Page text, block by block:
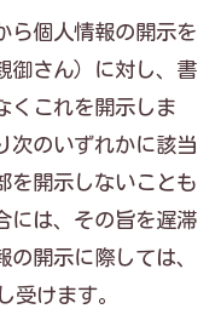
ら個人情報の開示を
御さん）に対し、書
くこれを開示しま
次のいずれかに該当
を開示しないことも
には、その旨を遅滞
開示に際しては、
受けます。